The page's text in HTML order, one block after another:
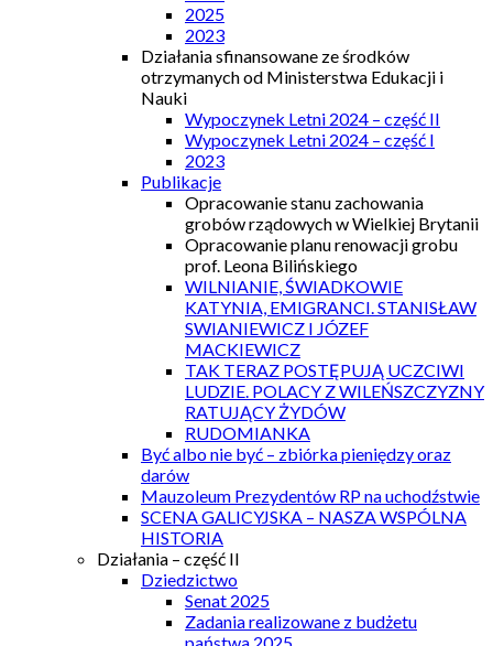
2025
2023
Działania sfinansowane ze środków
otrzymanych od Ministerstwa Edukacji i
Nauki
Wypoczynek Letni 2024 – część II
Wypoczynek Letni 2024 – część I
2023
Publikacje
Opracowanie stanu zachowania
grobów rządowych w Wielkiej Brytanii
Opracowanie planu renowacji grobu
prof. Leona Bilińskiego
WILNIANIE, ŚWIADKOWIE
KATYNIA, EMIGRANCI. STANISŁAW
SWIANIEWICZ I JÓZEF
MACKIEWICZ
TAK TERAZ POSTĘPUJĄ UCZCIWI
LUDZIE. POLACY Z WILEŃSZCZYZNY
RATUJĄCY ŻYDÓW
RUDOMIANKA
Być albo nie być – zbiórka pieniędzy oraz
darów
Mauzoleum Prezydentów RP na uchodźstwie
SCENA GALICYJSKA – NASZA WSPÓLNA
HISTORIA
Działania – część II
Dziedzictwo
Senat 2025
Zadania realizowane z budżetu